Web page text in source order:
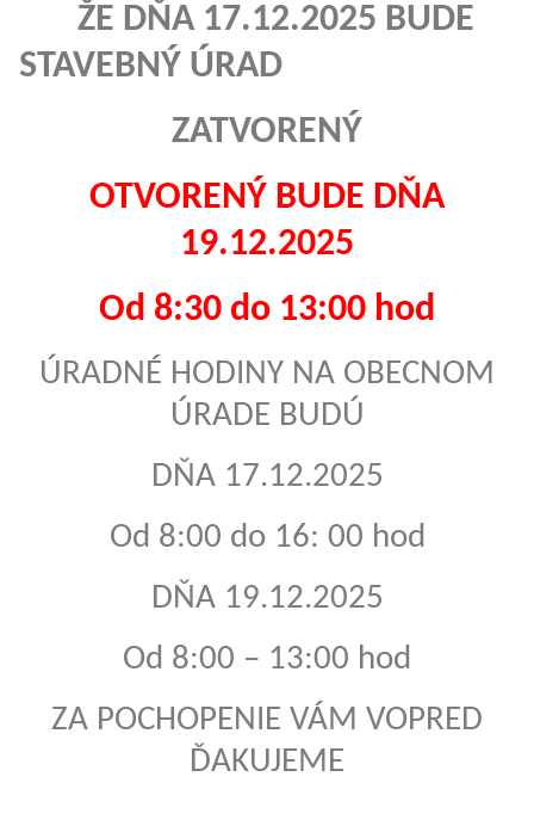
ŽE DŇA 17.12.2025 BUDE
STAVEBNÝ ÚRAD
ZATVORENÝ
OTVORENÝ BUDE DŇA
19.12.2025
Od 8:30 do 13:00 hod
ÚRADNÉ HODINY NA OBECNOM
ÚRADE BUDÚ
DŇA 17.12.2025
Od 8:00 do 16: 00 hod
DŇA 19.12.2025
Od 8:00 – 13:00 hod
ZA POCHOPENIE VÁM VOPRED
ĎAKUJEME